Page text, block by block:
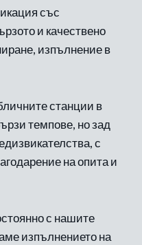
със
и качествено
изпълнение в
станции в
темпове, но зад
с
на опита и
с нашите
изпълнението на